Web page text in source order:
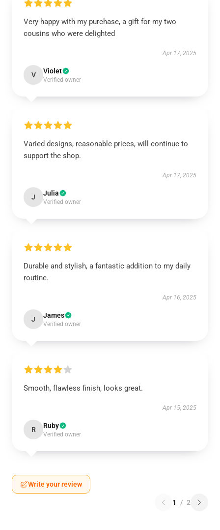
Very happy with my purchase, a gift for my two
cousins who were delighted
Apr 17, 2025
V Violet
Verified owner
Varied designs, reasonable prices, will continue to
support the shop.
Apr 17, 2025
J Julia
Verified owner
Durable and stylish, a fantastic addition to my daily
routine.
Apr 16, 2025
J James
Verified owner
Smooth, flawless finish, looks great.
Apr 15, 2025
R Ruby
Verified owner
Write your review
1 / 2